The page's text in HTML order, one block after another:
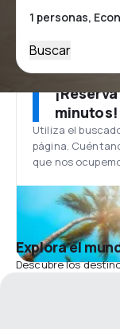
Buscar
minutos!
Utiliza el
página.
que nos
Explora el
Descubre los